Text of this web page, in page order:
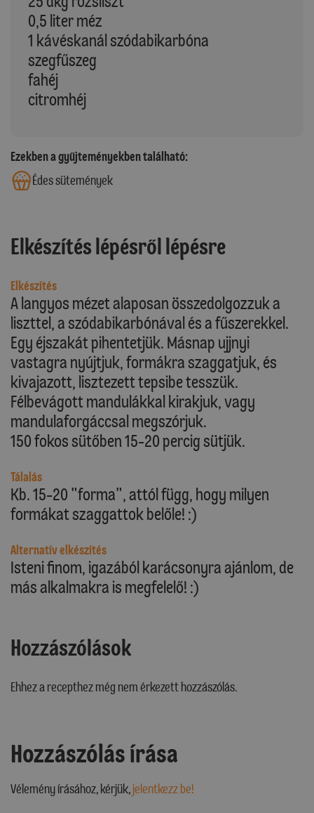
0,5 liter méz
1 kávéskanál szódabikarbóna
szegfűszeg
fahéj
citromhéj
Ezekben a gyűjteményekben található:
Édes sütemények
Elkészítés lépésről lépésre
Elkészítés
A langyos mézet alaposan összedolgozzuk a
liszttel, a szódabikarbónával és a fűszerekkel.
Egy éjszakát pihentetjük. Másnap ujjnyi
vastagra nyújtjuk, formákra szaggatjuk, és
kivajazott, lisztezett tepsibe tesszük.
Félbevágott mandulákkal kirakjuk, vagy
mandulaforgáccsal megszórjuk.
150 fokos sütőben 15-20 percig sütjük.
Tálalás
Kb. 15-20 "forma", attól függ, hogy milyen
formákat szaggattok belőle! :)
Alternatív elkészítés
Isteni finom, igazából karácsonyra ajánlom, de
más alkalmakra is megfelelő! :)
Hozzászólások
Ehhez a recepthez még nem érkezett hozzászólás.
Hozzászólás írása
Vélemény írásához, kérjük,jelentkezz be!